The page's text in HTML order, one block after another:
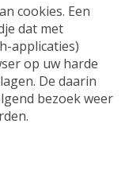
cookies. Een
dat met
applicaties)
op uw harde
De daarin
bezoek weer